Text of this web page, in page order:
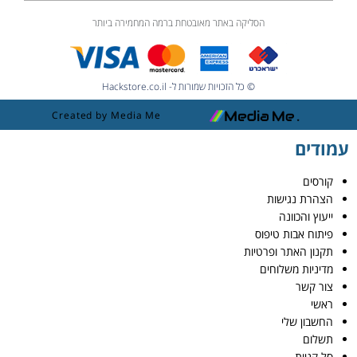
הסליקה באתר מאובטחת ברמה המחמירה ביותר
© כל הזכויות שמורות ל- Hackstore.co.il
Created by Media Me
עמודים
קורסים
הצהרת נגישות
ייעוץ והכוונה
פיתוח אבות טיפוס
תקנון האתר ופרטיות
מדיניות משלוחים
צור קשר
ראשי
החשבון שלי
תשלום